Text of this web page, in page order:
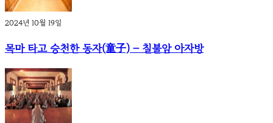
2024년 10월 19일
목마 타고 승천한 동자(童子) – 칠불암 아자방